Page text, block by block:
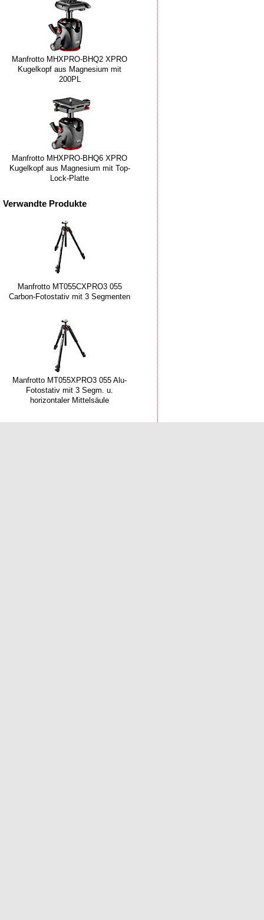
Manfrotto MHXPRO-BHQ2 XPRO
Kugelkopf aus Magnesium mit
200PL
Manfrotto MHXPRO-BHQ6 XPRO
Kugelkopf aus Magnesium mit Top-
Lock-Platte
Verwandte Produkte
Manfrotto MT055CXPRO3 055
Carbon-Fotostativ mit 3 Segmenten
Manfrotto MT055XPRO3 055 Alu-
Fotostativ mit 3 Segm. u.
horizontaler Mittelsäule